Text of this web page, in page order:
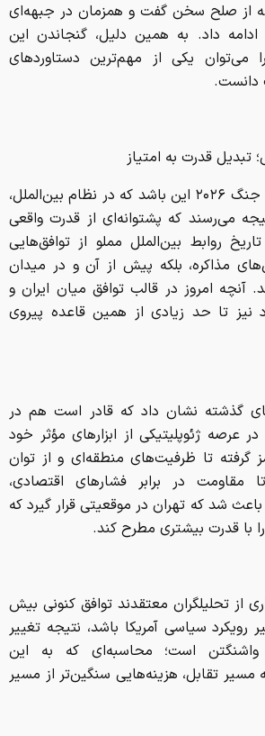
از صلح سخن گفت و همزمان در جبهه‌ای
داد. به همین دلیل، گنجاندن این
می‌توان یکی از مهم‌ترین دستاورد‌های
دانست.
تبدیل قدرت به امتیاز
شاید مهم‌ترین درس جنگ ۲۰۲۶ این باشد که در نظام بین‌الملل،
می‌رسند که پشتوانه‌ای از قدرت واقعی
روابط بین‌الملل مملو از توافق‌هایی
مذاکره، بلکه پیش از آن و در میدان
آنچه امروز در قالب توافق میان ایران و
نیز تا حد زیادی از همین قاعده پیروی
گذشته نشان داد که قادر است هم در
عرصه ژئوپلیتیکی از ابزار‌های مؤثر خود
گرفته تا ظرفیت‌های منطقه‌ای و از توان
مقاومت در برابر فشار‌های اقتصادی،
شد که تهران در موقعیتی قرار گیرد که
با قدرت بیشتری مطرح کند.
از تحلیلگران معتقدند توافق کنونی بیش
رویکرد سیاسی آمریکا باشد، نتیجه تغییر
واشنگتن است؛ محاسبه‌ای که به این
مسیر تقابل، هزینه‌هایی سنگین‌تر از مسیر